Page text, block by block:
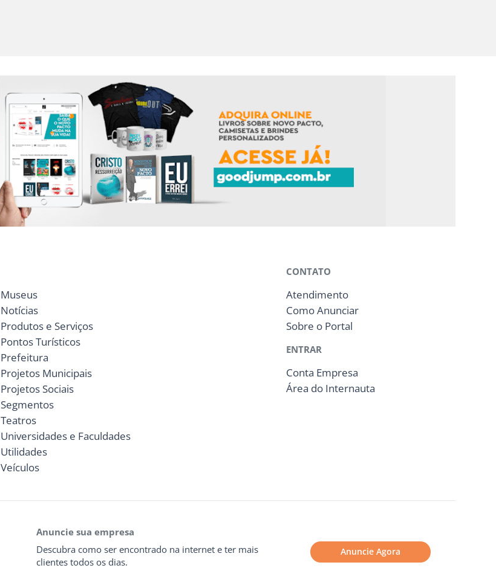
Museus
Notícias
Produtos e Serviços
Pontos Turísticos
Prefeitura
Projetos Municipais
Projetos Sociais
Segmentos
Teatros
Universidades e Faculdades
Utilidades
Veículos
CONTATO
Atendimento
Como Anunciar
Sobre o Portal
ENTRAR
Conta Empresa
Área do Internauta
Anuncie sua empresa
Descubra como ser encontrado na internet e ter mais
clientes todos os dias.
Anuncie Agora